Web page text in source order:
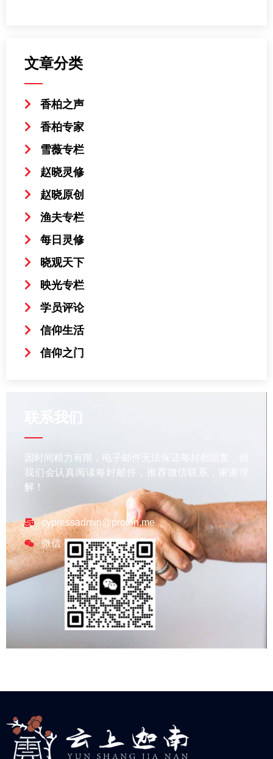
文章分类
香柏之声
香柏专家
雪薇专栏
赵晓灵修
赵晓原创
渔夫专栏
每日灵修
晓观天下
映光专栏
学员评论
信仰生活
信仰之门
因时间精力有限，电子邮件无法保证每封都回复，但
我们会认真阅读每封邮件，推荐微信联系，谢谢理
解！
cypressadmin@proton.me
微信